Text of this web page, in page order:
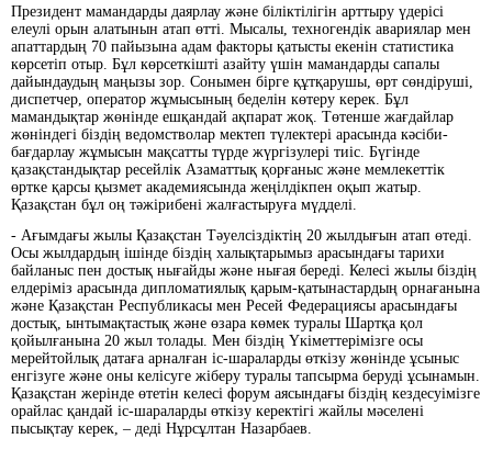
Президент мамандарды даярлау және біліктілігін арттыру үдерісі
елеулі орын алатынын атап өтті. Мысалы, техногендік авариялар мен
апаттардың 70 пайызына адам факторы қатысты екенін статистика
көрсетіп отыр. Бұл көрсеткішті азайту үшін мамандарды сапалы
дайындаудың маңызы зор. Сонымен бірге құтқарушы, өрт сөндіруші,
диспетчер, оператор жұмысының беделін көтеру керек. Бұл
мамандықтар жөнінде ешқандай ақпарат жоқ. Төтенше жағдайлар
жөніндегі біздің ведомстволар мектеп түлектері арасында кәсіби-
бағдарлау жұмысын мақсатты түрде жүргізулері тиіс. Бүгінде
қазақстандықтар ресейлік Азаматтық қорғаныс және мемлекеттік
өртке қарсы қызмет академиясында жеңілдікпен оқып жатыр.
Қазақстан бұл оң тәжірибені жалғастыруға мүдделі.
- Ағымдағы жылы Қазақстан Тәуелсіздіктің 20 жылдығын атап өтеді.
Осы жылдардың ішінде біздің халықтарымыз арасындағы тарихи
байланыс пен достық нығайды және нығая береді. Келесі жылы біздің
елдеріміз арасында дипломатиялық қарым-қатынастардың орнағанына
және Қазақстан Республикасы мен Ресей Федерациясы арасындағы
достық, ынтымақтастық және өзара көмек туралы Шартқа қол
қойылғанына 20 жыл толады. Мен біздің Үкіметтерімізге осы
мерейтойлық датаға арналған іс-шараларды өткізу жөнінде ұсыныс
енгізуге және оны келісуге жіберу туралы тапсырма беруді ұсынамын.
Қазақстан жерінде өтетін келесі форум аясындағы біздің кездесуімізге
орайлас қандай іс-шараларды өткізу керектігі жайлы мәселені
пысықтау керек, – деді Нұрсұлтан Назарбаев.